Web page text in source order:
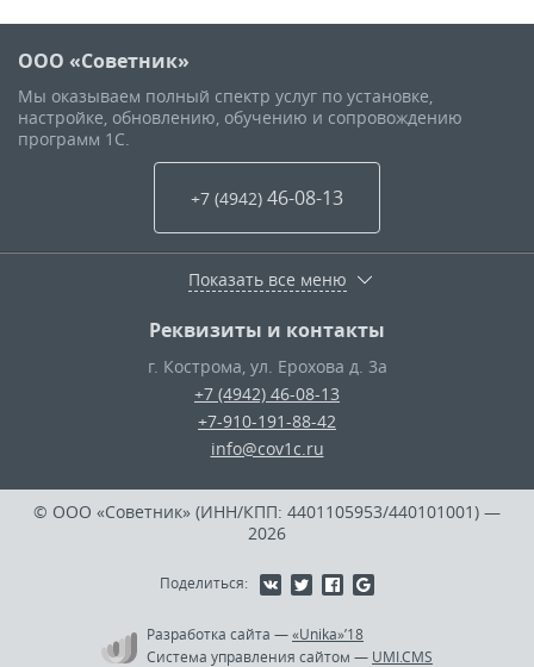
ООО «Советник»
Мы оказываем полный спектр услуг по установке,
настройке, обновлению, обучению и сопровождению
программ 1С.
+7 (4942) 46-08-13
Показать все меню
Реквизиты и контакты
г. Кострома, ул. Ерохова д. 3а
+7 (4942) 46-08-13
+7-910-191-88-42
info@cov1c.ru
© ООО «Советник» (ИНН/КПП: 4401105953/440101001) —
2026
Поделиться:
Разработка сайта —«Unika»’18
Система управления сайтом — UMI.CMS